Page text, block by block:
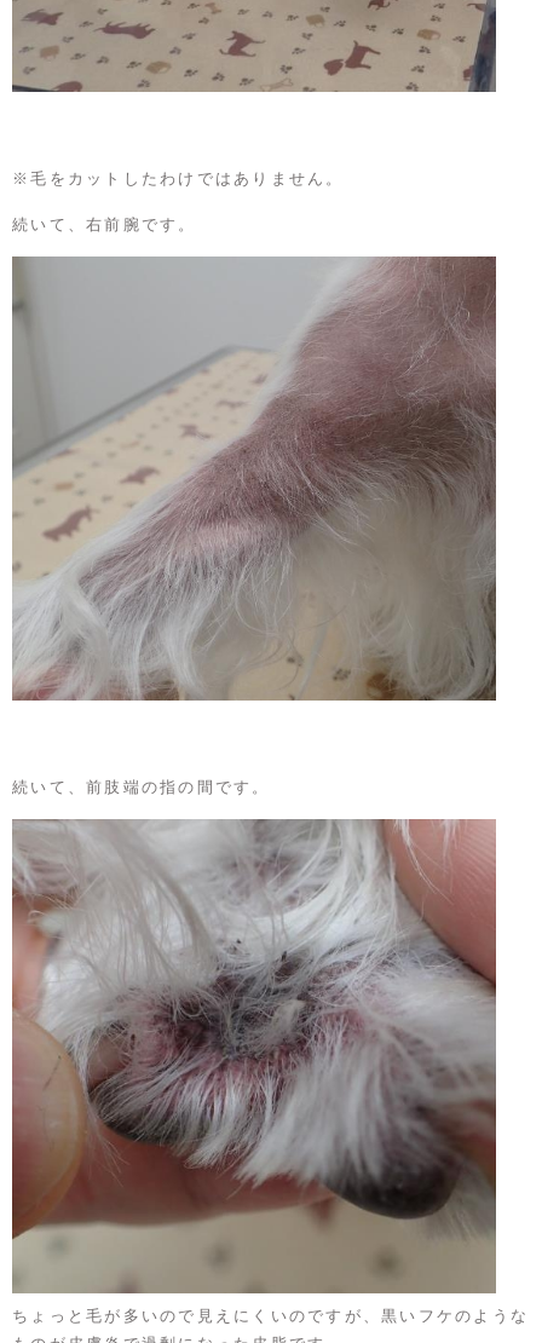
※毛をカットしたわけではありません。
続いて、右前腕です。
続いて、前肢端の指の間です。
ちょっと毛が多いので見えにくいのですが、黒いフケのような